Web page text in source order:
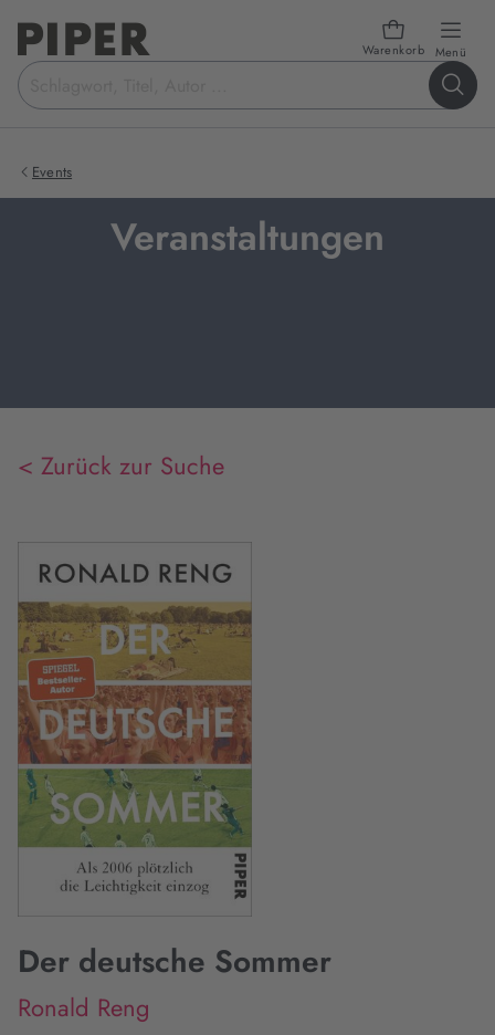
Warenkorb Menü
Suchbegriff
eingeben
Events
Veranstaltungen
< Zurück zur Suche
Der deutsche Sommer
Ronald Reng